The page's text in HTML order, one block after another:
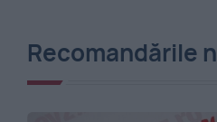
Recomandările